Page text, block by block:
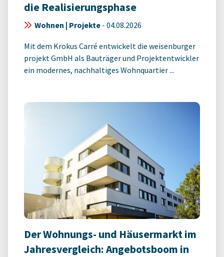
die Realisierungsphase
Wohnen | Projekte - 04.08.2026
Mit dem Krokus Carré entwickelt die weisenburger
projekt GmbH als Bauträger und Projektentwickler
ein modernes, nachhaltiges Wohnquartier ...
Der Wohnungs- und Häusermarkt im
Jahresvergleich: Angebotsboom in